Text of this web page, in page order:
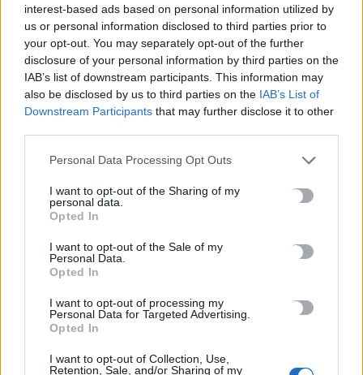
interest-based ads based on personal information utilized by
us or personal information disclosed to third parties prior to
your opt-out. You may separately opt-out of the further
disclosure of your personal information by third parties on the
IAB’s list of downstream participants. This information may
also be disclosed by us to third parties on the IAB’s List of
Downstream Participants that may further disclose it to other
Personal Data Processing Opt Outs
I want to opt-out of the Sharing of my
personal data.
Opted In
I want to opt-out of the Sale of my
Personal Data.
Opted In
I want to opt-out of processing my
Personal Data for Targeted Advertising.
Opted In
I want to opt-out of Collection, Use,
Retention, Sale, and/or Sharing of my
Περσείδες: Το εντυπωσιακό φαινόμενο πλησιάζει – Πότε θα
δούμε τη «βροχή» των αστεριών
8 Αυγούστου, 2026
Ενοίκια: Πότε γίνονται υποχρεωτικές οι πληρωμές μέσω
τραπεζών
8 Αυγούστου, 2026
Ισπανία: Η συγκινητική επανένωση γυναίκας με τα
γαϊδουράκια της μετά τις πυρκαγιές
κρεοπωλών Χανίων
8 Αυγούστου, 2026
Νέος κύκλος μαθημάτων Κινεζικής Γλώσσας στο